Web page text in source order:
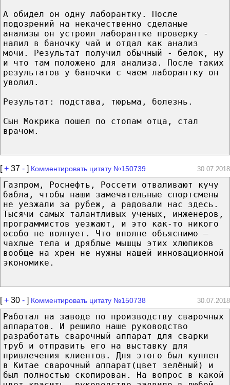
А обидел он одну лаборантку. После
подозрений на некачественно сделаные
анализы он устроил лаборантке проверку -
налил в баночку чай и отдал как анализ
мочи. Результат получил обычный - белок, ну
и что там положено для анализа. После таких
результатов у баночки с чаем лаборантку он
уволил.
Результат: подстава, тюрьма, болезнь.
Сын Мокрика пошел по стопам отца, стал
врачом.
[+ 37 - ] Комментировать цитату №150739 30.07.2018
Газпром, Роснефть, Россети отваливают кучу
бабла, чтобы наши замечательные спортсмены
не уезжали за рубеж, а радовали нас здесь.
Тысячи самых талантливых ученых, инженеров,
программистов уезжают, и это как-то никого
особо не волнует. Что вполне объяснимо –
чахлые тела и дряблые мышцы этих хлюпиков
вообще на хрен не нужны нашей инновационной
экономике.
[+ 30 - ] Комментировать цитату №150738 30.07.2018
Работал на заводе по производству сварочных
аппаратов. И решило наше руководство
разработать сварочный аппарат для сварки
труб и отправить его на выставку для
привлечения клиентов. Для этого был куплен
в Китае сварочный аппарат(цвет зелёный) и
был полностью скопирован. На вопрос в какой